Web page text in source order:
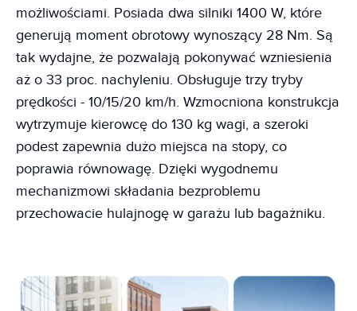
możliwościami. Posiada dwa silniki 1400 W, które
generują moment obrotowy wynoszący 28 Nm. Są
tak wydajne, że pozwalają pokonywać wzniesienia
aż o 33 proc. nachyleniu. Obsługuje trzy tryby
prędkości - 10/15/20 km/h. Wzmocniona konstrukcja
wytrzymuje kierowcę do 130 kg wagi, a szeroki
podest zapewnia dużo miejsca na stopy, co
poprawia równowagę. Dzięki wygodnemu
mechanizmowi składania bezproblemu
przechowacie hulajnogę w garażu lub bagażniku.